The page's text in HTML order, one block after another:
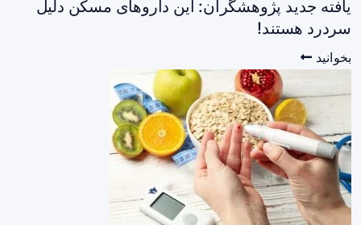
یافته جدید پژوهشگران: این داروهای مسکن دلیل
سردرد هستند!
بخوانید